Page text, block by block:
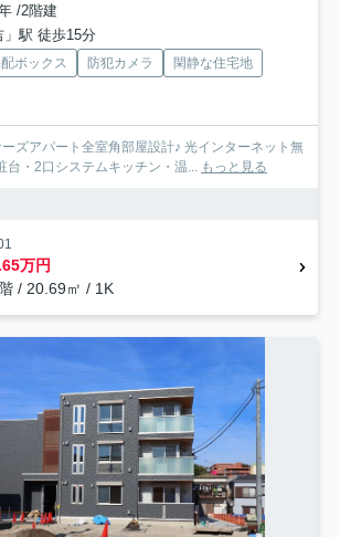
/2階建
駅 徒歩15分
ボックス 防犯カメラ
閑静な住宅地
ズアパート全室角部屋設計♪ 光インターネット無
台・2口システムキッチン・温... もっと見る
万円
/ 20.69㎡ / 1K